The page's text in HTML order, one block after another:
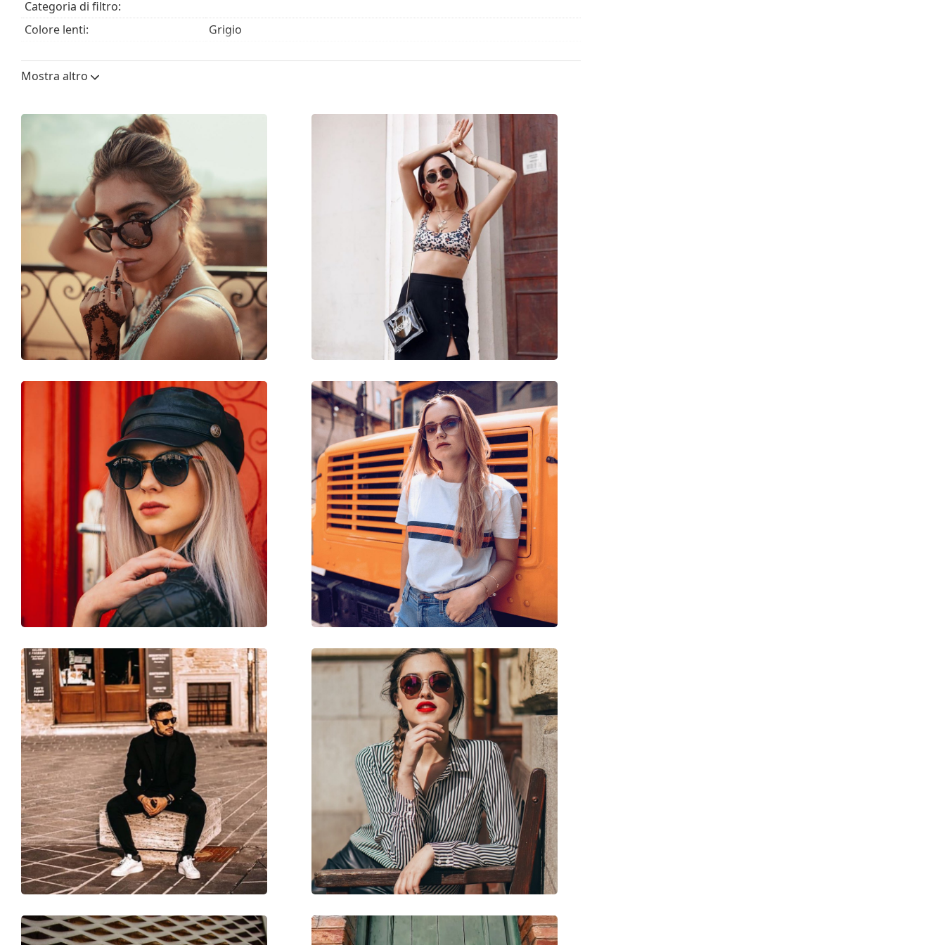
essere forniti con un sacchetto di tessuto anziché con un panno.
Esplora l'intera gamma di
occhiali da sole
Categoria di filtro:
Colore lenti:
Grigio
Diametro lente (Calibro):
Forma montatura:
Colore montatura:
Nero
Materiale montatura:
Acetato
Taglia:
M
Larghezza montatura:
137 mm
Lunghezza asta (Asta):
145 mm
Ponte:
21 mm
Peso:
200 g
Naselli regolabili:
Sì
Panno per pulizia:
Sì
Donna
Categorie:
Occhiali da sole
Lentiamo
Utilizzo:
Moda
Tanya Deep Black
Anche con lenti graduate:
Sì
Mostra altro